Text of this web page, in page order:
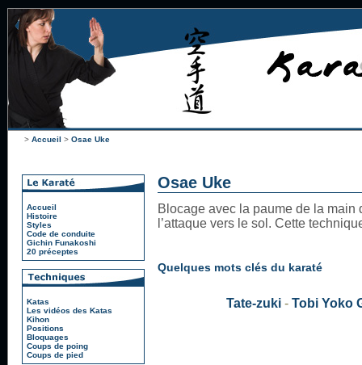
> Accueil > Osae Uke
Accueil
Histoire
Styles
Code de conduite
Gichin Funakoshi
20 préceptes
Katas
Les vidéos des Katas
Kihon
Positions
Bloquages
Coups de poing
Coups de pied
Osae Uke
Blocage avec la paume de la main
l’attaque vers le sol. Cette
Quelques mots clés du karaté
Tate-zuki - Tobi Yoko